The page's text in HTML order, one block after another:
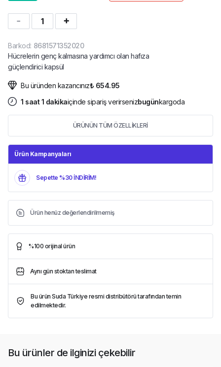
1
Barkod: 8681571352020
Hücrelerin genç kalmasına yardımcı olan hafıza
güçlendirici kapsül
Bu üründen kazancınız₺ 654.95
1 saat 1 dakikaiçinde sipariş verirsenizbugünkargoda
ÜRÜNÜN TÜM ÖZELLİKLERİ
Ürün Kampanyaları
Sepette %30 İNDİRİM!
Ürün henüz değerlendirilmemiş
%100 orijinal ürün
Aynı gün stoktan teslimat
Bu ürün Suda Türkiye resmi distribütörü tarafından temin
edilmektedir.
Bu ürünler de ilginizi çekebilir